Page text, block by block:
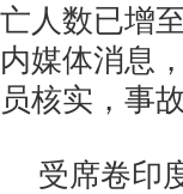
亡人数已增
内媒体消息
员核实，事
受席卷印